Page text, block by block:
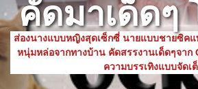
คัดมาเด็ดๆ
ส่องนางแบบหญิงสุดเซ็กซี่ นายแบบชายซิค
หนุ่มหล่อจากทางบ้าน คัดสรรงานเด็ดๆจาก
ความบรรเทิงแบบจัดเ